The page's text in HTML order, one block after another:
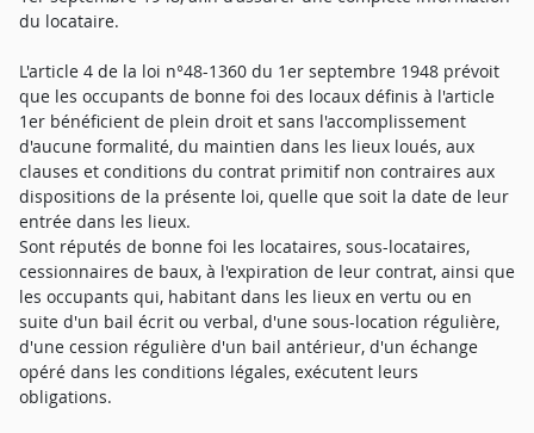
du locataire.
L'article 4 de la loi n°48-1360 du 1er septembre 1948 prévoit
que les occupants de bonne foi des locaux définis à l'article
1er bénéficient de plein droit et sans l'accomplissement
d'aucune formalité, du maintien dans les lieux loués, aux
clauses et conditions du contrat primitif non contraires aux
dispositions de la présente loi, quelle que soit la date de leur
entrée dans les lieux.
Sont réputés de bonne foi les locataires, sous-locataires,
cessionnaires de baux, à l'expiration de leur contrat, ainsi que
les occupants qui, habitant dans les lieux en vertu ou en
suite d'un bail écrit ou verbal, d'une sous-location régulière,
d'une cession régulière d'un bail antérieur, d'un échange
opéré dans les conditions légales, exécutent leurs
obligations.